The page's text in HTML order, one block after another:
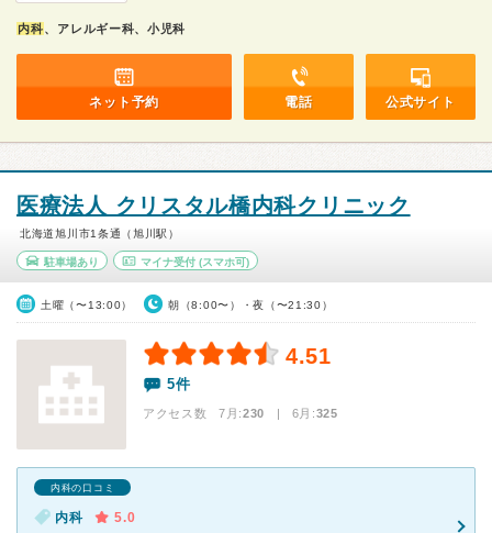
内科、アレルギー科、小児科
ネット予約 電話 公式サイト
医療法人 クリスタル橋内科クリニック
北海道旭川市1条通（旭川駅）
駐車場あり マイナ受付(スマホ可)
土曜（〜13:00） 朝（8:00〜）・夜（〜21:30）
4.51
5件
アクセス数 7月:230 | 6月:325
内科の口コミ
内科
5.0